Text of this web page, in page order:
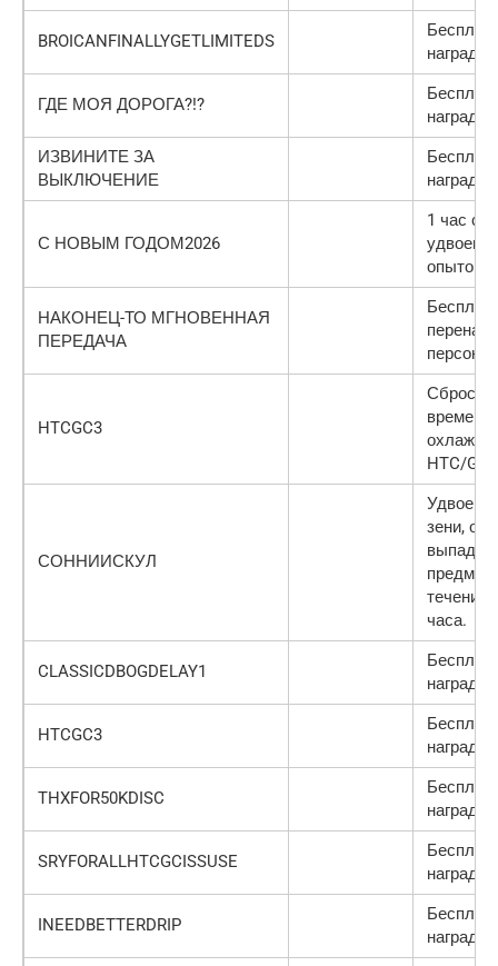
BROICANFINALLYGETLIMITEDS
награды
ГДЕ МОЯ ДОРОГА?!?
награды
ИЗВИНИТЕ ЗА
ВЫКЛЮЧЕНИЕ
награды
С НОВЫМ ГОДОМ2026
1 час с
опытом
НАКОНЕЦ-ТО МГНОВЕННАЯ
ПЕРЕДАЧА
HTCGC3
Сброс
времени
HTC/GC
СОННИИСКУЛ
зени,
течение
часа.
CLASSICDBOGDELAY1
награды
HTCGC3
награды
THXFOR50KDISC
награды
SRYFORALLHTCGCISSUSE
награды
INEEDBETTERDRIP
награды